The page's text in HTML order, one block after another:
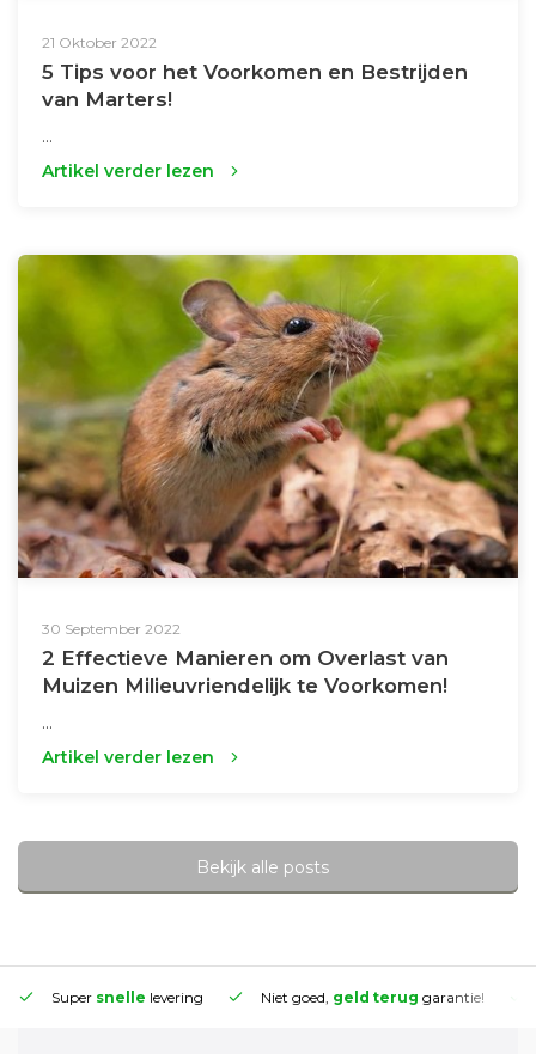
21 Oktober 2022
5 Tips voor het Voorkomen en Bestrijden
van Marters!
...
Artikel verder lezen
30 September 2022
2 Effectieve Manieren om Overlast van
Muizen Milieuvriendelijk te Voorkomen!
...
Artikel verder lezen
Bekijk alle posts
Super snelle levering Niet goed, geld terug garantie!